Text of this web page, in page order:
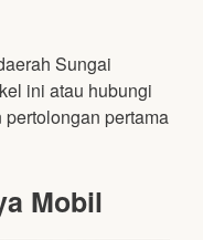
Sungai
ini atau hubungi
pertama
Mobil